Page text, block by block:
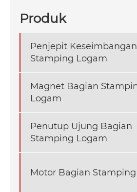
Produk
Penjepit
Stamping Logam
Magnet Bagian
Logam
Penutup Ujung Bagian
Stamping Logam
Motor Bagian